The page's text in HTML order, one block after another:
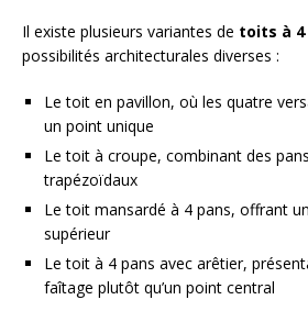
Il existe plusieurs variantes de toits à 4
possibilités architecturales diverses :
Le toit en pavillon, où les quatre
un point unique
Le toit à croupe, combinant des
trapézoïdaux
Le toit mansardé à 4 pans, offrant
supérieur
Le toit à 4 pans avec arêtier,
faîtage plutôt qu’un point central